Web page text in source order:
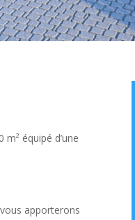
équipé d’une
apporterons